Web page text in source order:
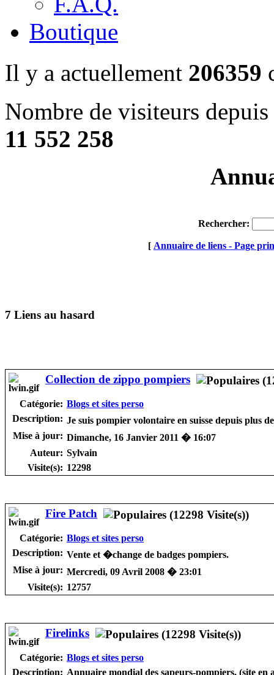
Boutique
Il y a actuellement 206359
Nombre de visiteurs
11 552 258
Rechercher:
[ Annuaire de liens - Page
7 Liens au hasard
Collection de zippo pompiers
Catégorie: Blogs et sites perso
Description: Je suis pompier volontaire en suisse depuis plus
Mise à jour: Dimanche, 16 Janvier 2011 � 16:07
Auteur: Sylvain
Visite(s): 12298
Fire Patch
Catégorie: Blogs et sites perso
Description: Vente et �change de badges pompiers.
Mise à jour: Mercredi, 09 Avril 2008 � 23:01
Visite(s): 12757
Firelinks
Catégorie: Blogs et sites perso
Description: Annuaire mondial des sapeurs-pompiers. (site en